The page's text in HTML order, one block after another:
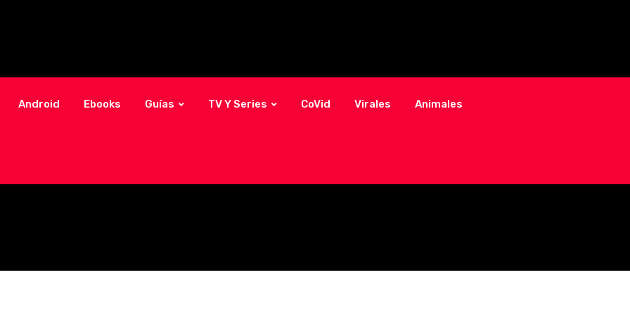
Android Ebooks Guías TV Y Series CoVid Virales Animales